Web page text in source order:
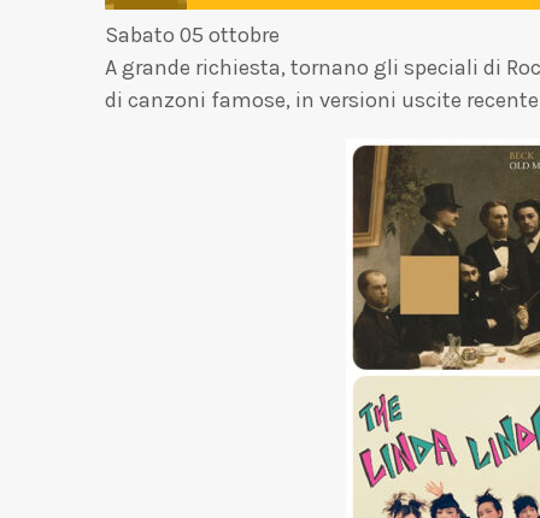
Sabato 05 ottobre
A grande richiesta, tornano gli speciali di
di canzoni famose, in versioni uscite